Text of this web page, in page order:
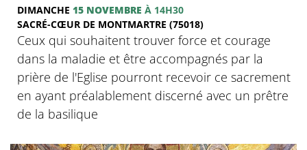
DIMANCHE 15 NOVEMBRE À 14H30
SACRÉ-CŒUR DE MONTMARTRE (75018)
Ceux qui souhaitent trouver force et courage
dans la maladie et être accompagnés par la
prière de l'Eglise pourront recevoir ce sacrement
en ayant préalablement discerné avec un prêtre
de la basilique